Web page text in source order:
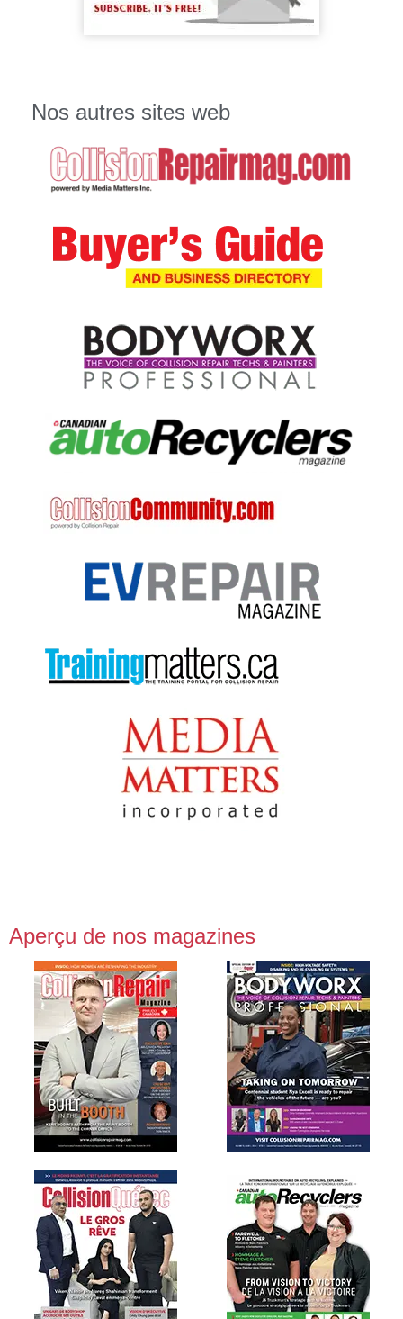
Nos autres sites web
Aperçu de nos magazines